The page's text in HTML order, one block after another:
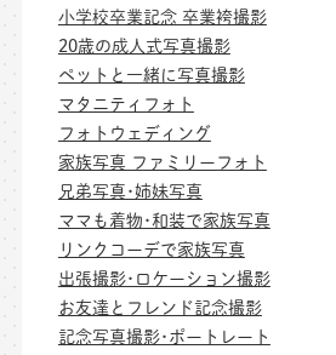
小学校卒業記念 卒業袴撮影
20歳の成人式写真撮影
ペットと一緒に写真撮影
マタニティフォト
フォトウェディング
家族写真 ファミリーフォト
兄弟写真･姉妹写真
ママも着物･和装で家族写真
リンクコーデで家族写真
出張撮影･ロケーション撮影
お友達とフレンド記念撮影
記念写真撮影･ポートレート